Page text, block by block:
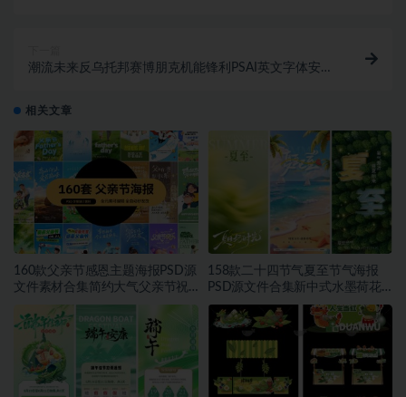
潮流未来反乌托邦赛博朋克机能锋利PSAI英文字体安装
相关文章
160款父亲节感恩主题海报PSD源
文件素材合集简约大气父亲节祝
福宣传设计素材~1559期
158款二十四节气夏至节气海报
PSD源文件合集新中式水墨荷花
二十四节气朋友圈宣传模板素材
~1553期